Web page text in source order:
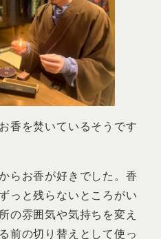
香を焚いているそうです
らお香が好きでした。香
っと残らないところがい
の雰囲気や気持ちを変え
前の切り替えとして使っ